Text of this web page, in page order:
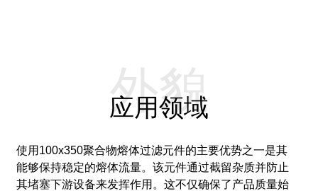
应用领域
外貌
使用100x350聚合物熔体过滤元件的主要优势之一是其
能够保持稳定的熔体流量。该元件通过截留杂质并防止
其堵塞下游设备来发挥作用。这不仅确保了产品质量始